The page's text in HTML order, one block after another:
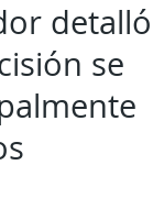
detalló
se